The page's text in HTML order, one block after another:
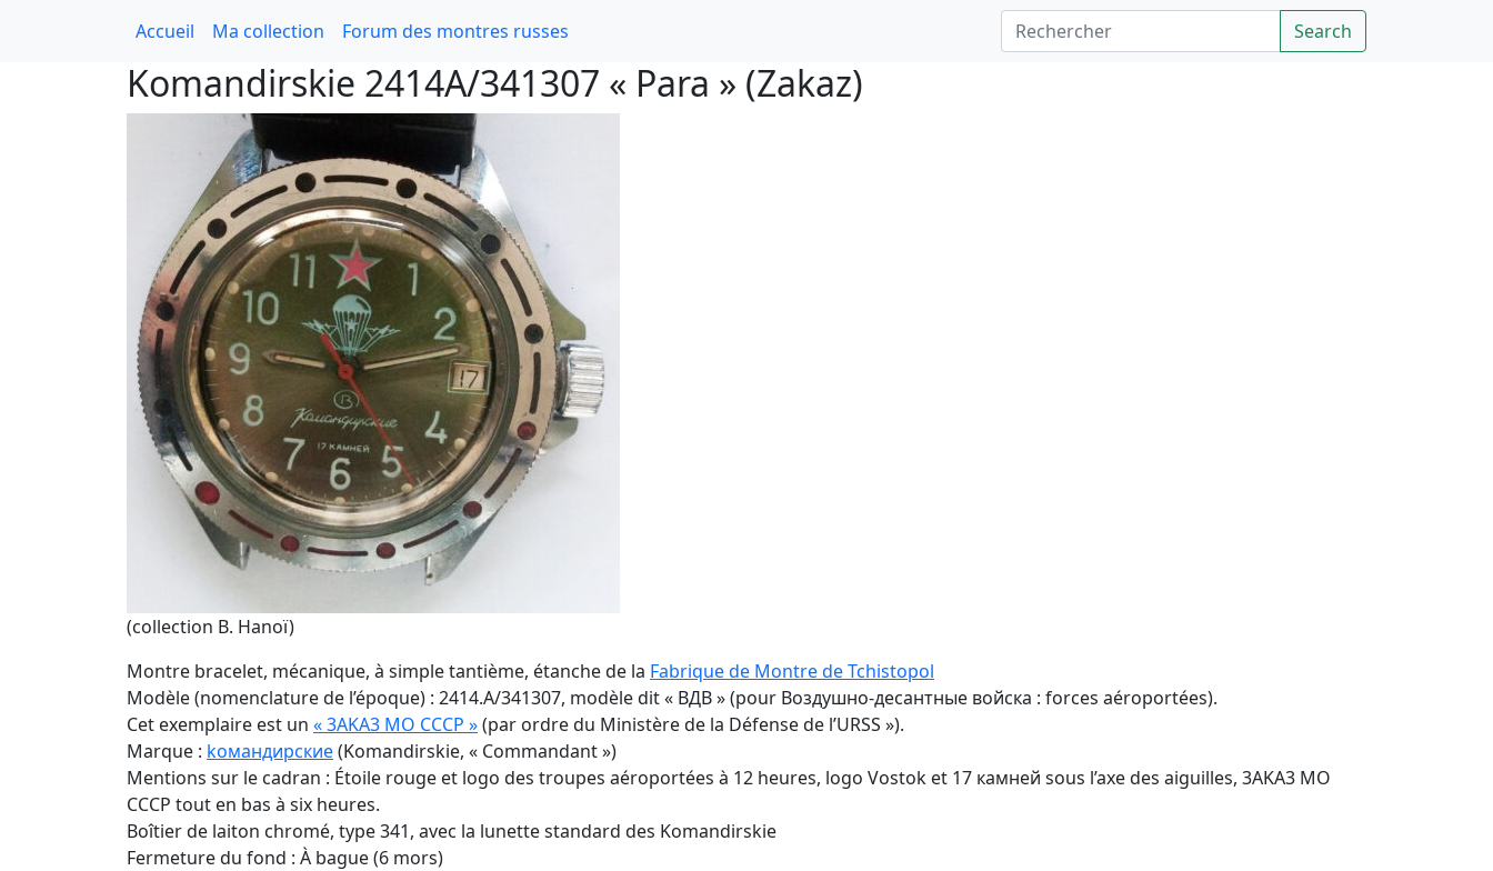
Accueil Ma collection Forum des montres russes Rechercher
Search
Komandirskie 2414A/341307 « Para » (Zakaz)
(collection B. Hanoï)
Montre bracelet, mécanique, à simple tantième, étanche de la Fabrique de Montre de Tchistopol
Modèle (nomenclature de l’époque) : 2414.A/341307, modèle dit « ВДВ » (pour Воздушно-десантные войска : forces aéroportées).
Cet exemplaire est un « 3AKA3 MO CCCP »(par ordre du Ministère de la Défense de l’URSS »).
Marque : kомандирские(Komandirskie, « Commandant »)
Mentions sur le cadran : Étoile rouge et logo des troupes aéroportées à 12 heures, logo Vostok et 17 камней sous l’axe des aiguilles, 3AKA3 MO
CCCP tout en bas à six heures.
Boîtier de laiton chromé, type 341, avec la lunette standard des Komandirskie
Fermeture du fond : À bague (6 mors)